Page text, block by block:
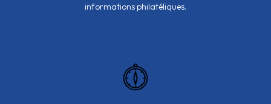
informations philatéliques.